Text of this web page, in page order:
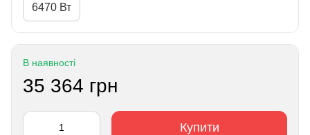
6470 Вт
В наявності
35 364 грн
Купити